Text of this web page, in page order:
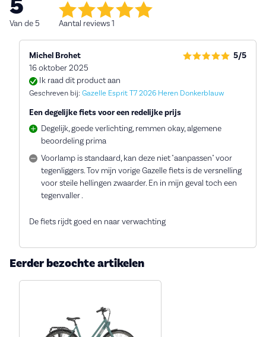
Van de 5 Aantal reviews 1
Michel Brohet
16 oktober 2025
5/5
Ik raad dit product aan
Geschreven bij: Gazelle Esprit T7 2026 Heren Donkerblauw
Een degelijke fiets voor een redelijke prijs
Degelijk, goede verlichting, remmen okay, algemene
beoordeling prima
Voorlamp is standaard, kan deze niet "aanpassen" voor
tegenliggers. Tov mijn vorige Gazelle fiets is de versnelling
voor steile hellingen zwaarder. En in mijn geval toch een
tegenvaller .
De fiets rijdt goed en naar verwachting
Eerder bezochte artikelen